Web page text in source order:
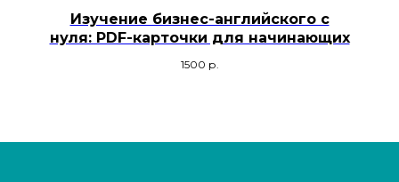
Изучение бизнес-английского с
нуля: PDF-карточки для начинающих
1500 р.